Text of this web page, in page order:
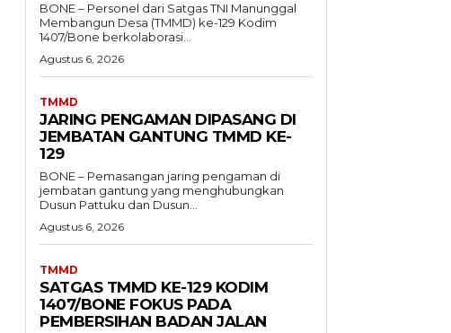
BONE – Personel dari Satgas TNI Manunggal
Membangun Desa (TMMD) ke-129 Kodim
1407/Bone berkolaborasi...
Agustus 6, 2026
TMMD
JARING PENGAMAN DIPASANG DI
JEMBATAN GANTUNG TMMD KE-
129
BONE – Pemasangan jaring pengaman di
jembatan gantung yang menghubungkan
Dusun Pattuku dan Dusun...
Agustus 6, 2026
TMMD
SATGAS TMMD KE-129 KODIM
1407/BONE FOKUS PADA
PEMBERSIHAN BADAN JALAN